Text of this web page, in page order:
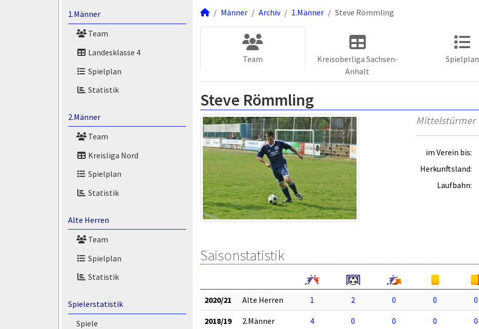
1.Männer
Team
Landesklasse 4
Spielplan
Statistik
2.Männer
Team
Kreisliga Nord
Spielplan
Statistik
Alte Herren
Team
Spielplan
Statistik
Spielerstatistik
Spiele
Männer Archiv 1.Männer Steve Römmling
Team
Kreisoberliga Sachsen-
Anhalt
Spielplan
Steve Römmling
Mittelstürmer
im Verein bis:
Herkunftsland:
Laufbahn:
Saisonstatistik
2020/21 Alte Herren 1 2 0 0 0
2018/19 2.Männer 4 0 0 0 0